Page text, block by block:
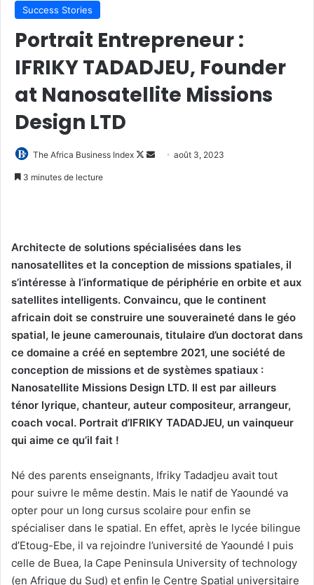
Success Stories
Portrait Entrepreneur :
IFRIKY TADADJEU, Founder
at Nanosatellite Missions
Design LTD
The Africa Business Index
Follow
Envoyeraoût 3, 2023
3 minutes de lecture
Architecte de solutions spécialisées dans les
nanosatellites et la conception de missions spatiales, il
s’intéresse à l’informatique de périphérie en orbite et aux
satellites intelligents. Convaincu, que le continent
africain doit se construire une souveraineté dans le géo
spatial, le jeune camerounais, titulaire d’un doctorat dans
ce domaine a créé en septembre 2021, une société de
conception de missions et de systèmes spatiaux :
Nanosatellite Missions Design LTD. Il est par ailleurs
ténor lyrique, chanteur, auteur compositeur, arrangeur,
coach vocal. Portrait d’IFRIKY TADADJEU, un vainqueur
qui aime ce qu’il fait !
Né des parents enseignants, Ifriky Tadadjeu avait tout
pour suivre le même destin. Mais le natif de Yaoundé va
opter pour un long cursus scolaire pour enfin se
spécialiser dans le spatial. En effet, après le lycée bilingue
d’Etoug-Ebe, il va rejoindre l’université de Yaoundé I puis
celle de Buea, la Cape Peninsula University of technology
(en Afrique du Sud) et enfin le Centre Spatial universitaire